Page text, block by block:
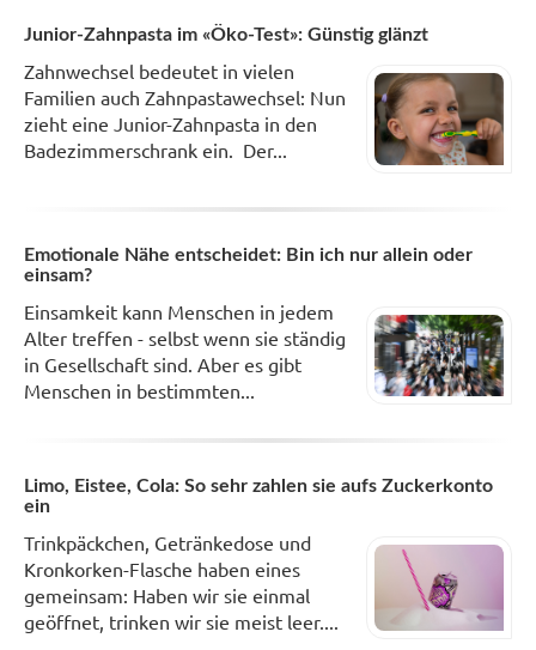
Junior-Zahnpasta im «Öko-Test»: Günstig glänzt
Zahnwechsel bedeutet in vielen
Familien auch Zahnpastawechsel: Nun
zieht eine Junior-Zahnpasta in den
Badezimmerschrank ein. Der...
Emotionale Nähe entscheidet: Bin ich nur allein oder
einsam?
Einsamkeit kann Menschen in jedem
Alter treffen - selbst wenn sie ständig
in Gesellschaft sind. Aber es gibt
Menschen in bestimmten...
Limo, Eistee, Cola: So sehr zahlen sie aufs Zuckerkonto
ein
Trinkpäckchen, Getränkedose und
Kronkorken-Flasche haben eines
gemeinsam: Haben wir sie einmal
geöffnet, trinken wir sie meist leer....